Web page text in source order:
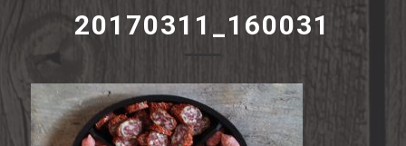
20170311_160031